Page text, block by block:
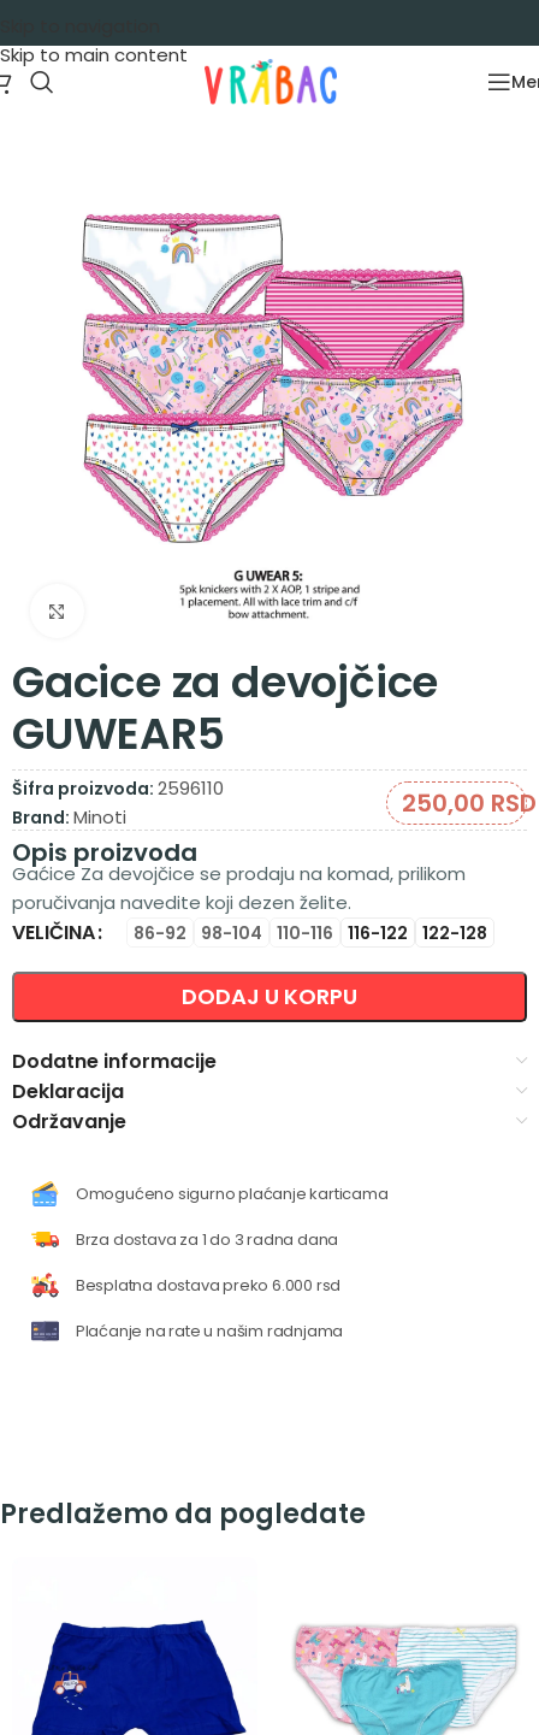
Skip to main content
Zumiraj sliku
Gacice za devojčice
GUWEAR5
Šifra proizvoda: 2596110
Brand: Minoti 250,00 RSD
Opis proizvoda
Gaćice Za devojčice se prodaju na komad, prilikom
poručivanja navedite koji dezen želite.
VELIČINA 86-92 98-104 110-116 116-122 122-128
DODAJ U KORPU
Alternative:
Dodatne informacije
Deklaracija
Održavanje
Omogućeno sigurno plaćanje karticama
Brza dostava za 1 do 3 radna dana
Besplatna dostava preko 6.000 rsd
Plaćanje na rate u našim radnjama
Predlažemo da pogledate